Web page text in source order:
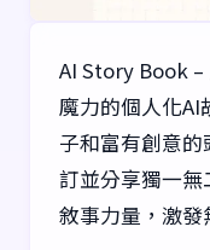
AI Story Book –
魔力的個人化AI
子和富有創意
訂並分享獨一
敘事力量，激發